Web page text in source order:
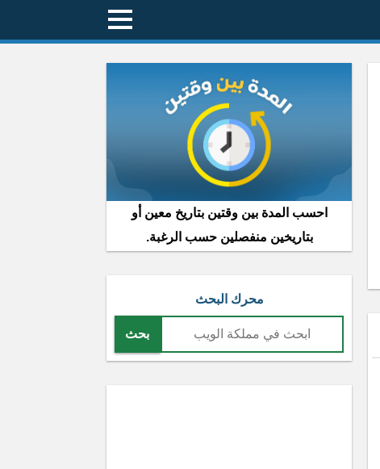
احسب المدة بين وقتين بتاريخ معين أو
بتاريخين منفصلين حسب الرغبة.
محرك البحث
بحث